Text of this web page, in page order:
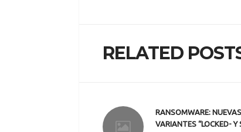
RELATED
RANSOMWARE: NUEVAS
VARIANTES “LOCKED- Y